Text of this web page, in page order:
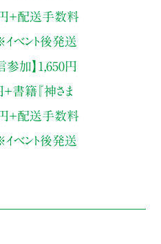
＋配送手数料
ベント後発送
参加】1,650円
書籍『神さま
＋配送手数料
ベント後発送